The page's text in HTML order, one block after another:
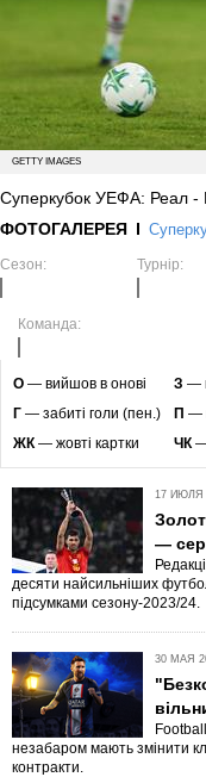
GETTY IMAGES
Суперкубок УЕФА: Реал
ФОТОГАЛЕРЕЯ
Сезон: Турнір:
Команда:
O — вийшов в онові З —
Г — забиті голи (пен.) П —
ЖК— жовті картки ЧК—
17 ИЮЛЯ
—
десяти найсильніших
підсумками сезону-2023/24.
30 МАЯ
незабаром мають змінити
контракти.